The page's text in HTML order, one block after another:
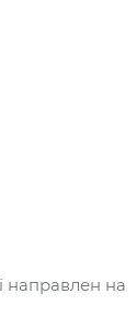
на